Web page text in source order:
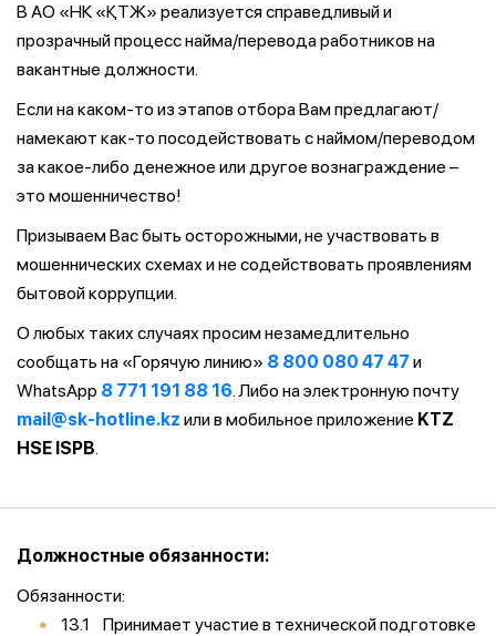
В АО «НК «ҚТЖ» реализуется справедливый и
прозрачный процесс найма/перевода работников на
вакантные должности.
Если на каком-то из этапов отбора Вам предлагают/
намекают как-то посодействовать с наймом/переводом
за какое-либо денежное или другое вознаграждение –
это мошенничество!
Призываем Вас быть осторожными, не участвовать в
мошеннических схемах и не содействовать проявлениям
бытовой коррупции.
О любых таких случаях просим незамедлительно
сообщать на «Горячую линию» 8 800 080 47 47 и
WhatsApp 8 771 191 88 16. Либо на электронную почту
mail@sk-hotline.kz или в мобильное приложение KTZ
HSE ISPB.
Должностные обязанности:
Обязанности:
13.1 Принимает участие в технической подготовке